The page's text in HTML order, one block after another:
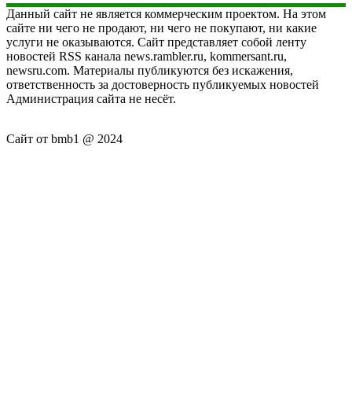
Данный сайт не является коммерческим проектом. На этом
сайте ни чего не продают, ни чего не покупают, ни какие
услуги не оказываются. Сайт представляет собой ленту
новостей RSS канала news.rambler.ru, kommersant.ru,
newsru.com. Материалы публикуются без искажения,
ответственность за достоверность публикуемых новостей
Администрация сайта не несёт.
Сайт от bmb1 @ 2024